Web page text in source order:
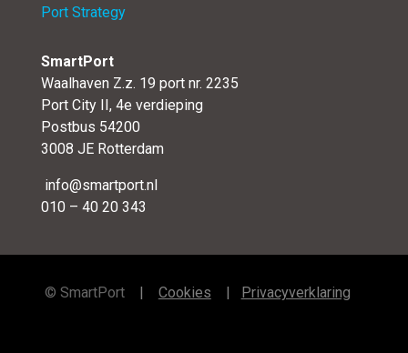
Port Strategy
SmartPort
Waalhaven Z.z. 19 port nr. 2235
Port City II, 4e verdieping
Postbus 54200
3008 JE Rotterdam
info@smartport.nl
010 – 40 20 343
© SmartPort | Cookies | Privacyverklaring